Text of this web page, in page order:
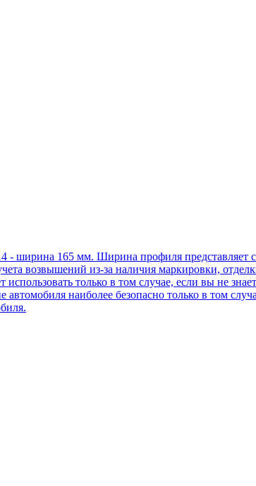
ширина 165 мм. Ширина профиля представляет
возвышений из-за наличия маркировки,
только в том случае, если вы не
наиболее безопасно только в том